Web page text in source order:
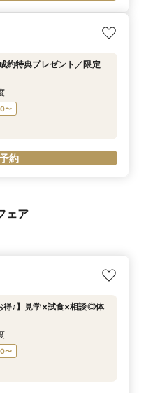
約特典プレゼント／限定
〜
約
ェア
得♪】見学×試食×相談◎体
〜